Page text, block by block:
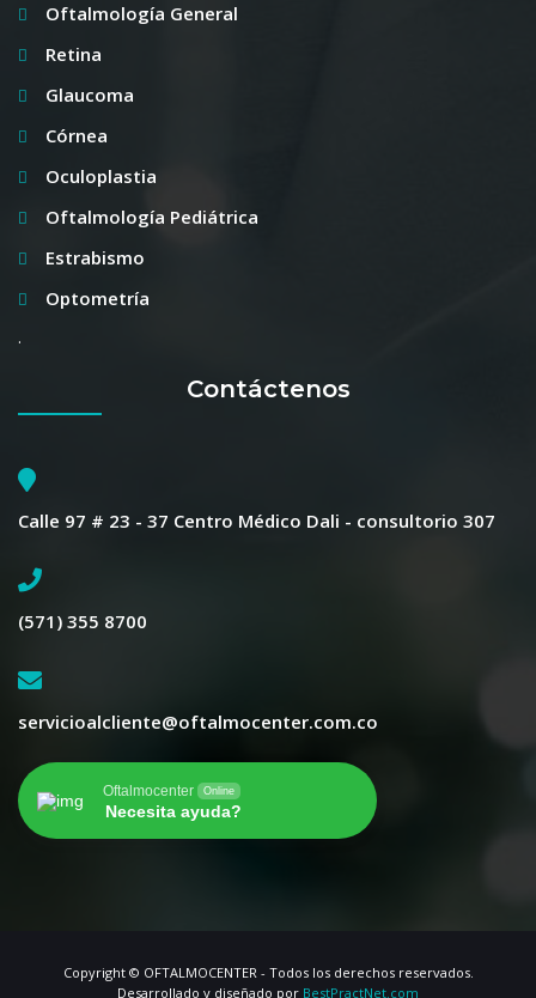
Oftalmología General
Retina
Glaucoma
Córnea
Oculoplastia
Oftalmología Pediátrica
Estrabismo
Optometría
.
Contáctenos
Calle 97 # 23 - 37 Centro Médico Dali - consultorio 307
(571) 355 8700
servicioalcliente@oftalmocenter.com.co
Oftalmocenter Online
Necesita ayuda?
Copyright © OFTALMOCENTER - Todos los derechos reservados.
Desarrollado y diseñado por BestPractNet.com